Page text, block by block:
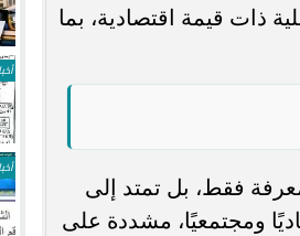
ذات قيمة اقتصادية، بما
فقط، بل تمتد إلى
ومجتمعيًا، مشددة على